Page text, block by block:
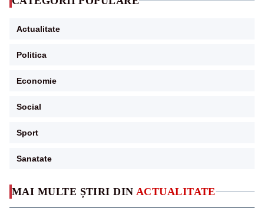
MAI MULTE ȘTIRI DIN ACTUALITATE
Actualitate
Politica
Economie
Social
Sport
Sanatate